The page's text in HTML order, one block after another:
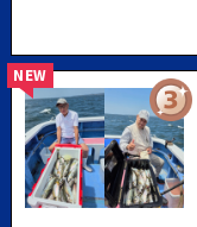
NEW